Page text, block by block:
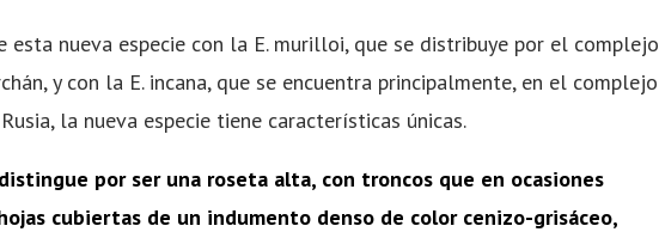
esta nueva especie con la E. murilloi, que se distribuye por el complejo
y con la E. incana, que se encuentra principalmente, en el complejo
la nueva especie tiene características únicas.
por ser una roseta alta, con troncos que en ocasiones
cubiertas de un indumento denso de color cenizo-grisáceo,